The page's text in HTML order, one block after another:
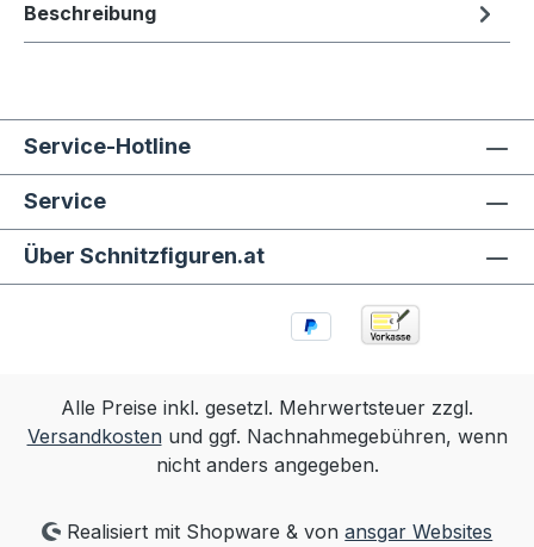
Beschreibung
Service-Hotline
Service
Über Schnitzfiguren.at
Alle Preise inkl. gesetzl. Mehrwertsteuer zzgl.
Versandkostenund ggf. Nachnahmegebühren, wenn
nicht anders angegeben.
Realisiert mit Shopware & vonansgar Websites